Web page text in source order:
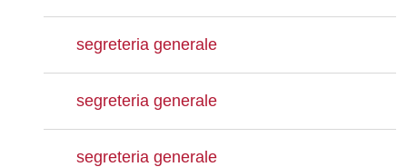
segreteria generale
segreteria generale
segreteria generale